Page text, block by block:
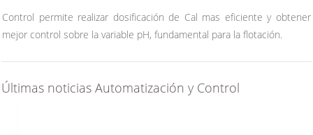
Control permite realizar dosificación de Cal mas eficiente y obtener
mejor control sobre la variable pH, fundamental para la flotación.
Últimas noticias Automatización y Control